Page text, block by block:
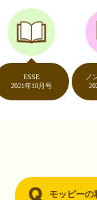
友達に勧められて
い物をすることが
のポイントとモッ
リ…！いつものネ
ントが貯まるなん
ントはギフト券に
（30代
ーを知りました。
るならと無料登録
年10月号
ノンスト
2020年5
モッピーの